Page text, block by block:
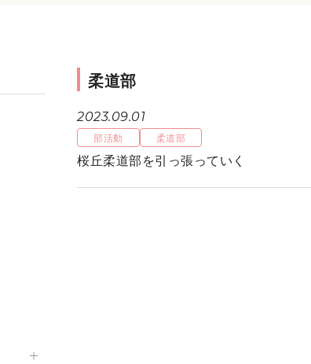
柔道部
2023.09.01
部活動 柔道部
桜丘柔道部を引っ張っていく